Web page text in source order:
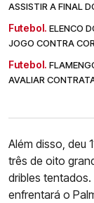
ASSISTIR A FINAL
Futebol. ELENCO
JOGO CONTRA
Futebol.
AVALIAR
Além disso, deu
três de oito
dribles tentados.
enfrentará o